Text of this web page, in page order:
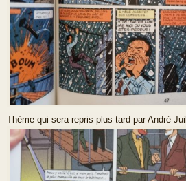
Thème qui sera repris plus tard par André